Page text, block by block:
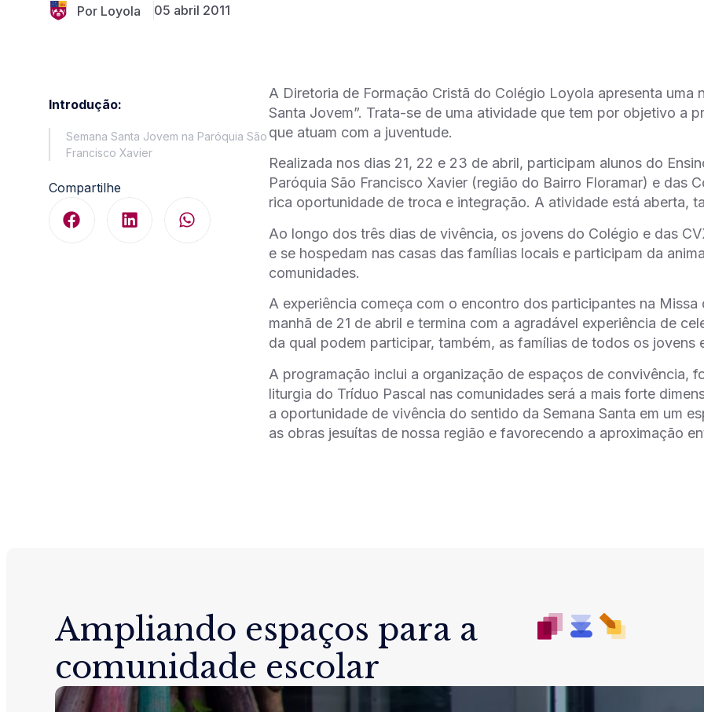
Por Loyola 05 abril 2011
Introdução:
Semana Santa Jovem na Paróquia São
Francisco Xavier
Compartilhe
A Diretoria de Formação Cristã do Colégio Loyola apresenta uma
Santa Jovem”. Trata-se de uma atividade que tem por objetivo a
que atuam com a juventude.
Realizada nos dias 21, 22 e 23 de abril, participam alunos do
Paróquia São Francisco Xavier (região do Bairro Floramar) e das
rica oportunidade de troca e integração. A atividade está aberta,
Ao longo dos três dias de vivência, os jovens do Colégio e das
e se hospedam nas casas das famílias locais e participam da
comunidades.
A experiência começa com o encontro dos participantes na
manhã de 21 de abril e termina com a agradável experiência de
da qual podem participar, também, as famílias de todos os jovens
A programação inclui a organização de espaços de convivência,
liturgia do Tríduo Pascal nas comunidades será a mais forte
a oportunidade de vivência do sentido da Semana Santa em um
as obras jesuítas de nossa região e favorecendo a aproximação
Ampliando espaços para a
comunidade escolar